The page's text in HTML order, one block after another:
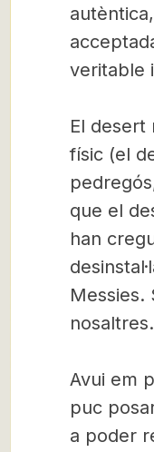
veritable
El desert
físic (el
que el
han
Messies.
nosaltres.
Avui em
puc
a poder